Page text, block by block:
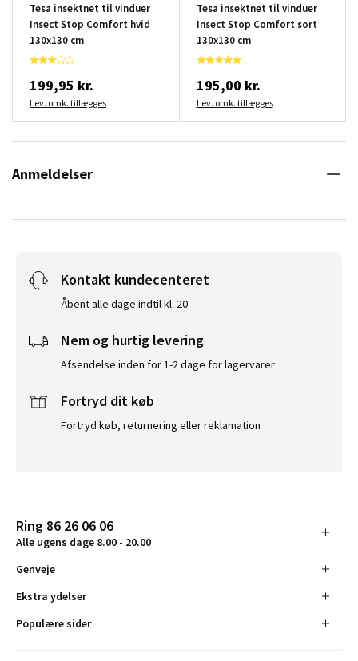
Tesa insektnet til vinduer
Insect Stop Comfort hvid
130x130 cm
199,95 kr.
Lev. omk. tillægges
Tesa insektnet til vinduer
Insect Stop Comfort sort
130x130 cm
195,00 kr.
Lev. omk. tillægges
Anmeldelser
Kontakt kundecenteret
Åbent alle dage indtil kl. 20
Nem og hurtig levering
Afsendelse inden for 1-2 dage for lagervarer
Fortryd dit køb
Fortryd køb, returnering eller reklamation
Ring 86 26 06 06
Alle ugens dage 8.00 - 20.00
Genveje
Ekstra ydelser
Populære sider